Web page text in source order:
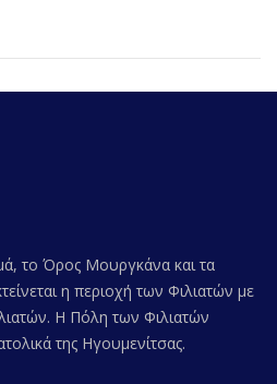
το Όρος Μουργκάνα και τα
η περιοχή των Φιλιατών με
Η Πόλη των Φιλιατών
της Ηγουμενίτσας.